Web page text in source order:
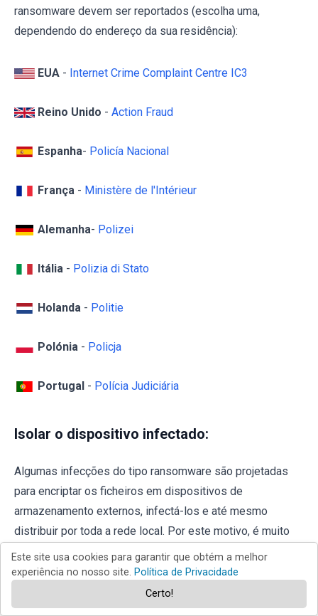
ransomware devem ser reportados (escolha uma,
dependendo do endereço da sua residência):
EUA - Internet Crime Complaint Centre IC3
Reino Unido - Action Fraud
Espanha- Policía Nacional
França - Ministère de l'Intérieur
Alemanha- Polizei
Itália - Polizia di Stato
Holanda - Politie
Polónia - Policja
Portugal - Polícia Judiciária
Isolar o dispositivo infectado:
Algumas infecções do tipo ransomware são projetadas
para encriptar os ficheiros em dispositivos de
armazenamento externos, infectá-los e até mesmo
distribuir por toda a rede local. Por este motivo, é muito
importante isolar o dispositivo infectado (computador) o
mais rápido possível.
Este site usa cookies para garantir que obtém a melhor
experiência no nosso site. Política de Privacidade
Certo!